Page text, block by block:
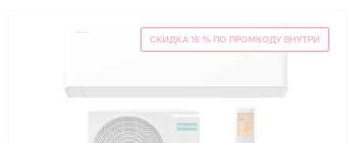
СКИДКА 15 % ПО ПРОМКОДУ ВНУТРИ